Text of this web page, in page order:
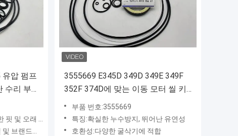
유압 펌프
수리 부
로벌 배
지속되는 성능
드에 적합
3555669 E345D 349D 349E 349F
352F 374D에 맞는 이동 모터 씰 키
부품 번호:3555669
특징:확실한 누수방지, 뛰어난 유연성
호환성:다양한 굴삭기에 적합